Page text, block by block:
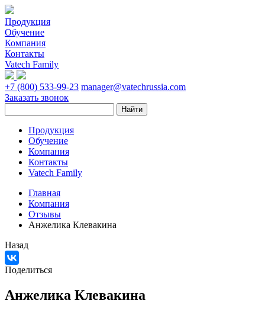
Продукция
Обучение
Компания
Контакты
Vatech Family
+7 (800) 533-99-23 manager@vatechrussia.com
Заказать звонок
Продукция
Обучение
Компания
Контакты
Vatech Family
Главная
Компания
Отзывы
Анжелика Клевакина
Назад
Поделиться
Анжелика Клевакина